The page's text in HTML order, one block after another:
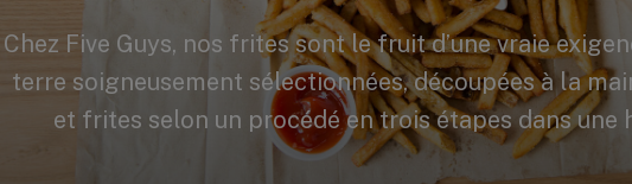
Chez Five Guys, nos frites sont le fruit d’une vraie
terre soigneusement sélectionnées, découpées à la
et frites selon un procédé en trois étapes dans une